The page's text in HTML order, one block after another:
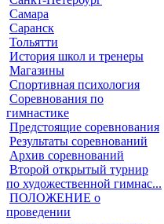
Самара
Саранск
Тольятти
История школ и тренеры
Магазины
Спортивная психология
Соревнования по
гимнастике
Предстоящие соревнования
Результаты соревнований
Архив соревнований
Второй открытый турнир
по художественной гимнас...
ПОЛОЖЕНИЕ о
проведении